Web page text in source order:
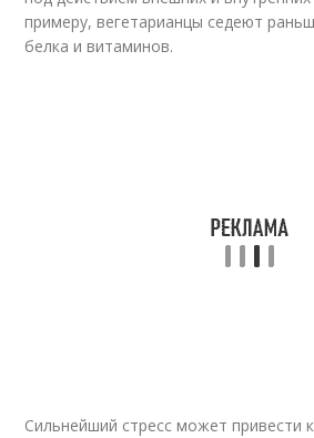
примеру, вегетарианцы седеют
белка и витаминов.
Сильнейший стресс может привести